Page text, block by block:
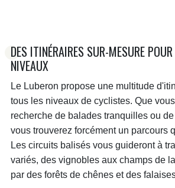
DES ITINÉRAIRES SUR-MESURE
NIVEAUX
Le Luberon propose une multitude
tous les niveaux de cyclistes. Que
recherche de balades tranquilles ou
vous trouverez forcément un parcours
Les circuits balisés vous guideront à
variés, des vignobles aux champs de
par des forêts de chênes et des